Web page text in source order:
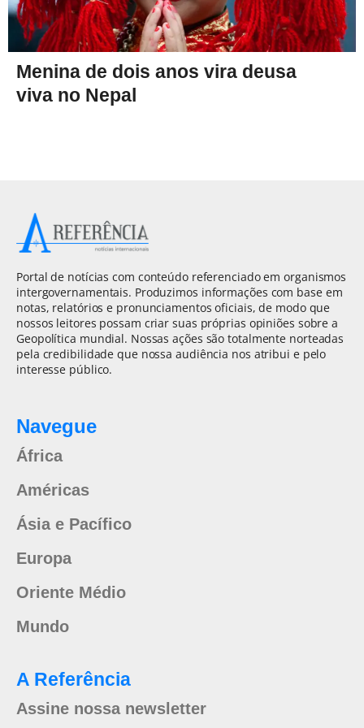
Menina de dois anos vira deusa
viva no Nepal
Portal de notícias com conteúdo referenciado em organismos
intergovernamentais. Produzimos informações com base em
notas, relatórios e pronunciamentos oficiais, de modo que
nossos leitores possam criar suas próprias opiniões sobre a
Geopolítica mundial. Nossas ações são totalmente norteadas
pela credibilidade que nossa audiência nos atribui e pelo
interesse público.
Navegue
África
Américas
Ásia e Pacífico
Europa
Oriente Médio
Mundo
A Referência
Assine nossa newsletter